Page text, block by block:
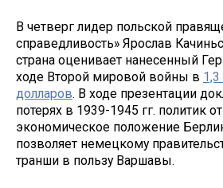
В четверг лидер польской
справедливость» Ярослав
страна оценивает нанесенный
ходе Второй мировой войны в
долларов. В ходе презентации
потерях в 1939-1945 гг. политик
экономическое положение
позволяет немецкому
транши в пользу Варшавы.